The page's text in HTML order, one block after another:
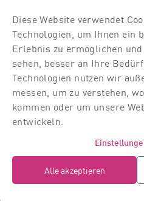
Diese Website verwendet
Technologien, um Ihnen ein
Erlebnis zu ermöglichen
sehen, besser an Ihre
Technologien nutzen wir
messen, um zu verstehen,
kommen oder um unsere
entwickeln.
Alle akzeptieren
Über uns
Für Dich
Für Partner
Kontakt
Standort
Raumvermietung